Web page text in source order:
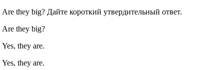
Are they big? Дайте короткий утвердительный ответ.
Are they big?
Yes, they are.
Yes, they are.